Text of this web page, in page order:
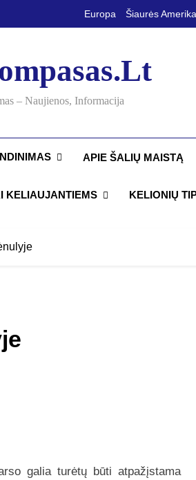
Europa Šiaurės Amerika
– Naujienos, Informacija
APIE ŠALIŲ MAISTĄ
KELIAUJANTIEMS KELIONIŲ
galia turėtų būti atpažįstama